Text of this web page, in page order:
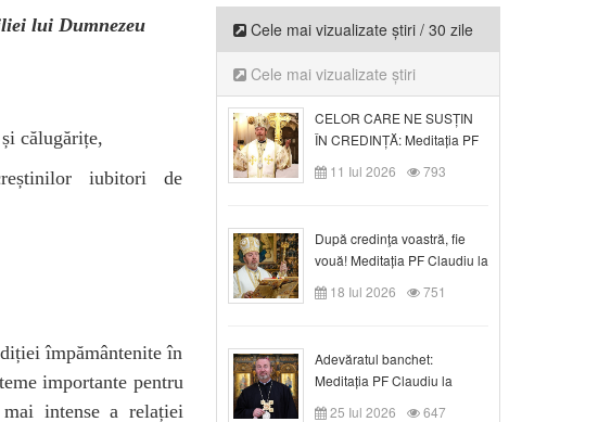
lui Dumnezeu
călugărițe,
iubitori de
împământenite în
importante pentru
intense a relației
Cele mai vizualizate știri / 30 zile
Cele mai vizualizate știri
CELOR CARE NE SUSȚIN
ÎN CREDINȚĂ: Meditația PF
Claudiu la Duminica a VI-a
după Rusalii
11 Iul 2026 793
După credinţa voastră, fie
vouă! Meditația PF Claudiu la
duminica a VII-a după Rusalii
18 Iul 2026 751
Adevăratul banchet:
Meditația PF Claudiu la
Duminica a VIII-a după
25 Iul 2026 647